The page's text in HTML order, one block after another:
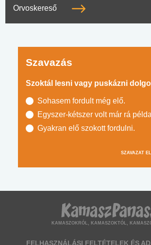
Orvoskereső
Szavazás
Szoktál lesni vagy puskázni
Sohasem fordult még elő.
Egyszer-kétszer volt már rá
Gyakran elő szokott fordulni.
SZAVAZAT
KAMASZOKRÓL, KAMASZOKTÓL,
FELHASZNÁLÁSI FELTÉTELEK ÉS